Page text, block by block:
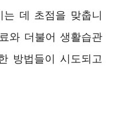
는 데 초점을 맞춥니
와 더불어 생활습관
방법들이 시도되고